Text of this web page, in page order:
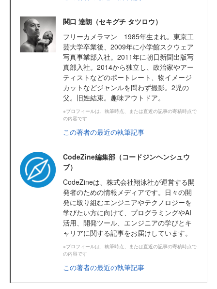
関口 達朗（セキグチ タツロウ）
フリーカメラマン 1985年生まれ。東京工
芸大学卒業後、2009年に小学館スクウェア
写真事業部入社。2011年に朝日新聞出版写
真部入社。2014から独立し、政治家やアー
ティストなどのポートレート、物イメージ
カットなどジャンルを問わず撮影。2児の
父。旧姓結束。趣味アウトドア。
※プロフィールは、執筆時点、または直近の記事の寄稿時点で
の内容です
この著者の最近の執筆記事
CodeZine編集部（コードジンヘンシュウ
ブ）
CodeZineは、株式会社翔泳社が運営する開
発者のための情報メディアです。日々の開
発に取り組むエンジニアやテクノロジーを
学びたい方に向けて、プログラミングやAI
活用、開発ツール、エンジニアの学びとキ
ャリアに関する記事をお届けしています。
※プロフィールは、執筆時点、または直近の記事の寄稿時点で
の内容です
この著者の最近の執筆記事